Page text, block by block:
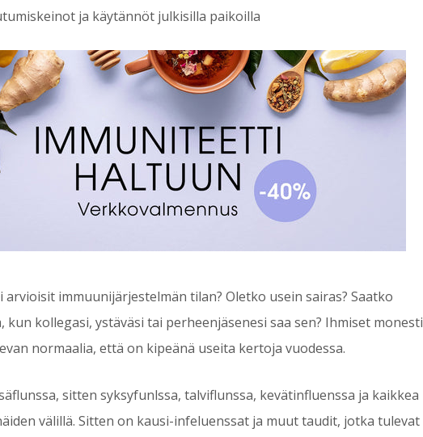
ja käytännöt julkisilla paikoilla
arvioisit immuunijärjestelmän tilan? Oletko usein sairas? Saatko
kun kollegasi, ystäväsi tai perheenjäsenesi saa sen? Ihmiset monesti
normaalia, että on kipeänä useita kertoja vuodessa.
sitten syksyfunlssa, talviflunssa, kevätinfluenssa ja kaikkea
välillä. Sitten on kausi-infeluenssat ja muut taudit, jotka tulevat